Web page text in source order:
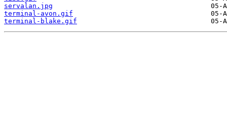
servalan.jpg
terminal-avon.gif
terminal-blake.gif